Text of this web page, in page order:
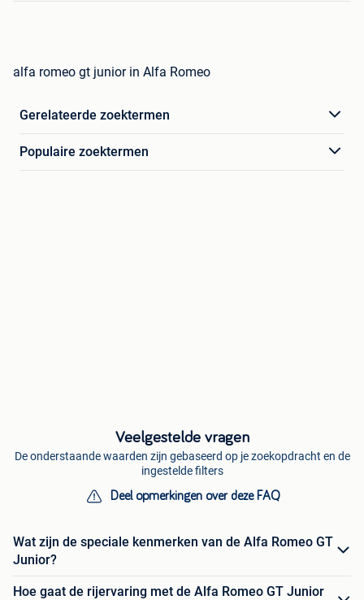
alfa romeo gt junior in Alfa Romeo
Gerelateerde zoektermen
Populaire zoektermen
Veelgestelde vragen
De onderstaande waarden zijn gebaseerd op je zoekopdracht en de
ingestelde filters
Deel opmerkingen over deze FAQ
Wat zijn de speciale kenmerken van de Alfa Romeo GT
Junior?
Hoe gaat de rijervaring met de Alfa Romeo GT Junior